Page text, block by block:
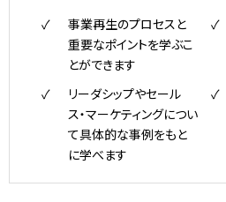
事業再生のプロセスと
重要なポイントを学ぶこ
とができます
リーダシップやセール
ス・マーケティングについ
て具体的な事例をもと
に学べます